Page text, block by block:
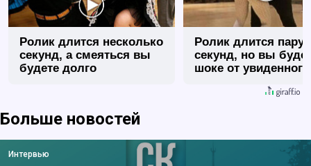
Ролик длится несколько
секунд, а смеяться вы
будете долго
Ролик длится пару
секунд, но вы
шоке от увиденного
Больше новостей
Интервью